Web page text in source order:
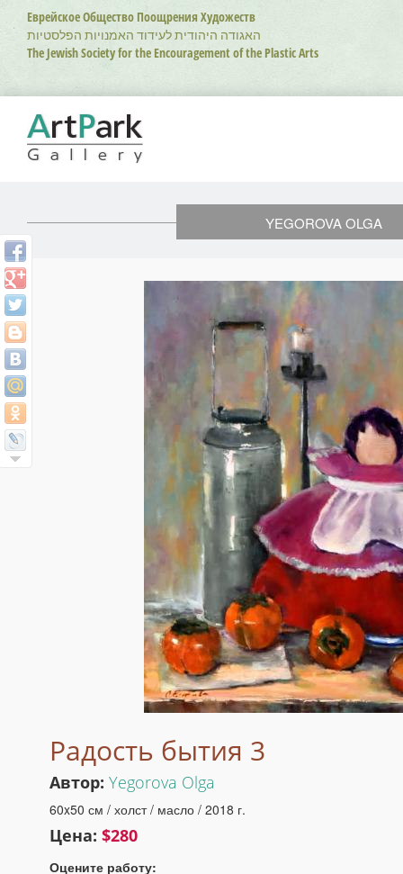
Перейти
основному
содержанию
Еврейское Общество Поощрения Художеств
האגודה היהודית לעידוד האמנויות הפלסטיות
The Jewish Society for the Encouragement of the Plastic Arts
YEGOROVA OLGA
Радость бытия 3
Автор: Yegorova Olga
60x50 см / холст / масло / 2018 г.
Цена: $280
Оцените работу: